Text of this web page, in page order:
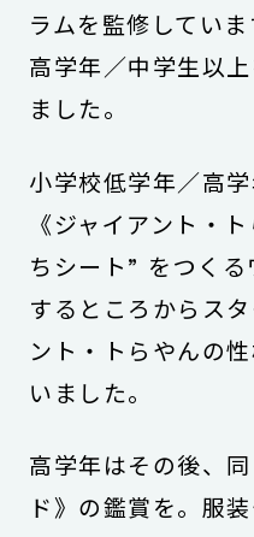
ラムを監修してい
高学年／中学生以
ました。
小学校低学年／高
《ジャイアント・
ちシート” をつく
するところからス
ント・トらやんの
いました。
高学年はその後、
ド》の鑑賞を。服